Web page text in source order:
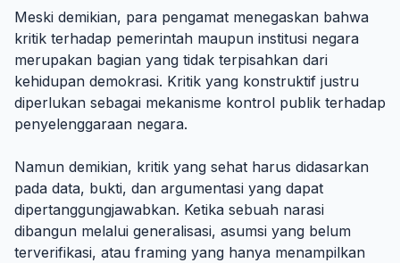
Meski demikian, para pengamat menegaskan bahwa
kritik terhadap pemerintah maupun institusi negara
merupakan bagian yang tidak terpisahkan dari
kehidupan demokrasi. Kritik yang konstruktif justru
diperlukan sebagai mekanisme kontrol publik terhadap
penyelenggaraan negara.
Namun demikian, kritik yang sehat harus didasarkan
pada data, bukti, dan argumentasi yang dapat
dipertanggungjawabkan. Ketika sebuah narasi
dibangun melalui generalisasi, asumsi yang belum
terverifikasi, atau framing yang hanya menampilkan